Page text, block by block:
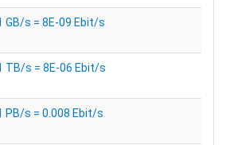
GB/s = 8E-09 Ebit/s
TB/s = 8E-06 Ebit/s
PB/s = 0.008 Ebit/s